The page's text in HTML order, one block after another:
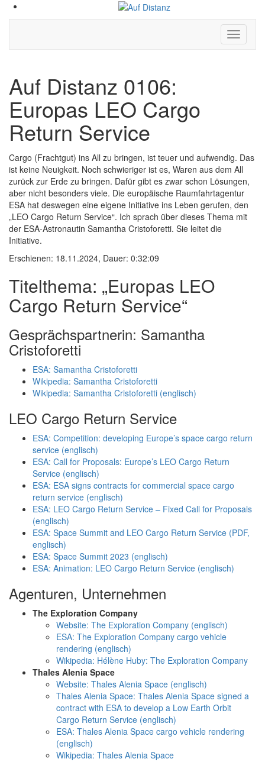
ein-/
Auf Distanz 0106:
Europas LEO Cargo
Return Service
Cargo (Frachtgut) ins All zu bringen, ist teuer und aufwendig. Das
ist keine Neuigkeit. Noch schwieriger ist es, Waren aus dem All
zurück zur Erde zu bringen. Dafür gibt es zwar schon Lösungen,
aber nicht besonders viele. Die europäische Raumfahrtagentur
ESA hat deswegen eine eigene Initiative ins Leben gerufen, den
„LEO Cargo Return Service“. Ich sprach über dieses Thema mit
der ESA-Astronautin Samantha Cristoforetti. Sie leitet die
Initiative.
Erschienen: 18.11.2024, Dauer: 0:32:09
Titelthema: „Europas LEO
Cargo Return Service“
Gesprächspartnerin: Samantha
Cristoforetti
ESA: Samantha Cristoforetti
Wikipedia: Samantha Cristoforetti
Wikipedia: Samantha Cristoforetti (englisch)
LEO Cargo Return Service
ESA: Competition: developing Europe’s space cargo return
service (englisch)
ESA: Call for Proposals: Europe’s LEO Cargo Return
Service (englisch)
ESA: ESA signs contracts for commercial space cargo
return service (englisch)
ESA: LEO Cargo Return Service – Fixed Call for Proposals
(englisch)
ESA: Space Summit and LEO Cargo Return Service (PDF,
englisch)
ESA: Space Summit 2023 (englisch)
ESA: Animation: LEO Cargo Return Service (englisch)
Agenturen, Unternehmen
The Exploration Company
Website: The Exploration Company (englisch)
ESA: The Exploration Company cargo vehicle
rendering (englisch)
Wikipedia: Hélène Huby: The Exploration Company
Thales Alenia Space
Website: Thales Alenia Space (englisch)
Thales Alenia Space: Thales Alenia Space signed a
contract with ESA to develop a Low Earth Orbit
Cargo Return Service (englisch)
ESA: Thales Alenia Space cargo vehicle rendering
(englisch)
Wikipedia: Thales Alenia Space